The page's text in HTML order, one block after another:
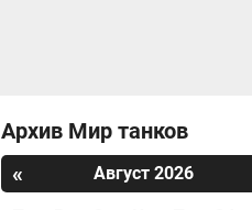
Архив Мир танков
«
Август 2026